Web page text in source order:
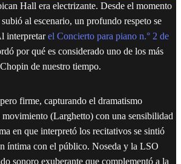
Hall era electrizante. Desde el momento
al escenario, un profundo respeto se
interpretarel Concierto para piano n.° 2 de
por qué es considerado uno de los más
de nuestro tiempo.
firme, capturando el dramatismo
(Larghetto) con una sensibilidad
en que interpretó los recitativos se sintió
íntima con el público. Noseda y la LSO
sonoro exuberante que complementó a la